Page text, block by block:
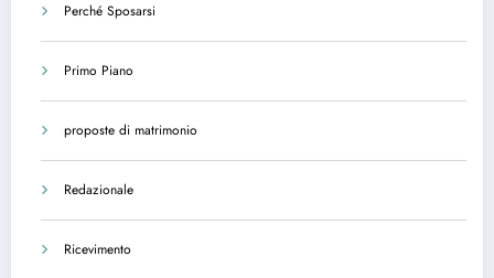
Perché Sposarsi
Primo Piano
proposte di matrimonio
Redazionale
Ricevimento